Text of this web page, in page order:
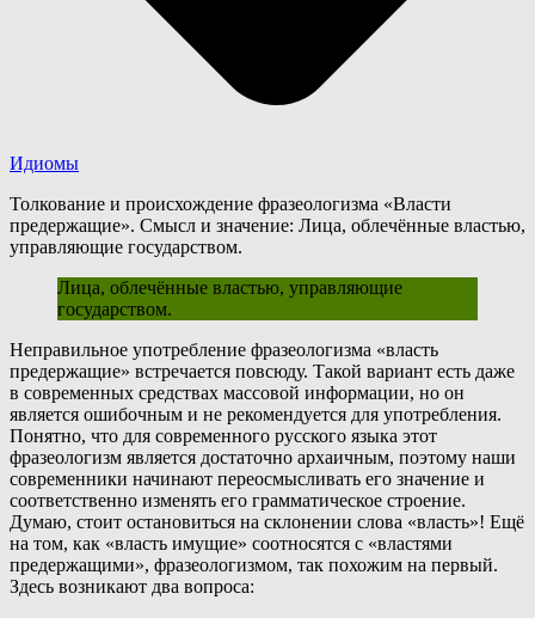
Идиомы
Толкование и происхождение фразеологизма «Власти
предержащие». Смысл и значение: Лица, облечённые властью,
управляющие государством.
Лица, облечённые властью, управляющие
государством.
Неправильное употребление фразеологизма «власть
предержащие» встречается повсюду. Такой вариант есть даже
в современных средствах массовой информации, но он
является ошибочным и не рекомендуется для употребления.
Понятно, что для современного русского языка этот
фразеологизм является достаточно архаичным, поэтому наши
современники начинают переосмысливать его значение и
соответственно изменять его грамматическое строение.
Думаю, стоит остановиться на склонении слова «власть»! Ещё
на том, как «власть имущие» соотносятся с «властями
предержащими», фразеологизмом, так похожим на первый.
Здесь возникают два вопроса: